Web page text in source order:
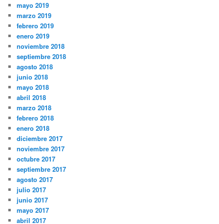
mayo 2019
marzo 2019
febrero 2019
enero 2019
noviembre 2018
septiembre 2018
agosto 2018
junio 2018
mayo 2018
abril 2018
marzo 2018
febrero 2018
enero 2018
diciembre 2017
noviembre 2017
octubre 2017
septiembre 2017
agosto 2017
julio 2017
junio 2017
mayo 2017
abril 2017